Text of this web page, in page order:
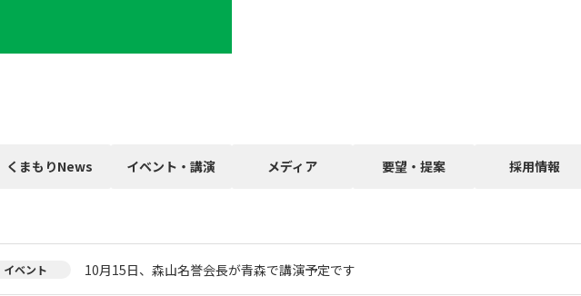
くまもりNews イベント・講演 メディア 要望・提案 採用情報
イベント 10月15日、森山名誉会長が青森で講演予定です